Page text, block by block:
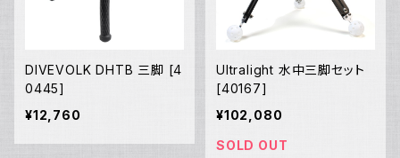
DIVEVOLK DHTB 三脚 [4
0445]
¥12,760
Ultralight 水中三脚セット
[40167]
¥102,080
SOLD OUT